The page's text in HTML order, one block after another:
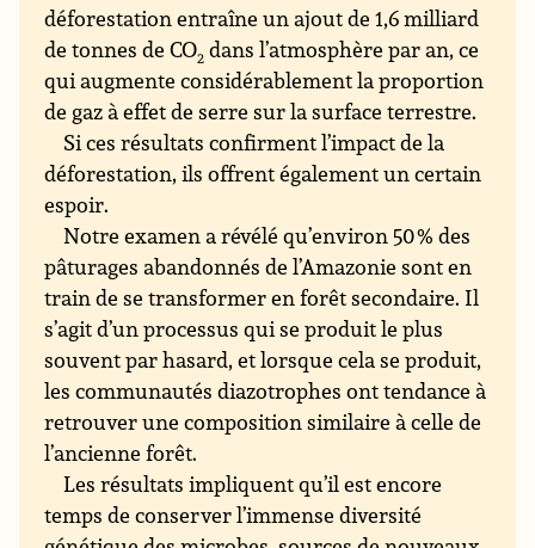
déforestation entraîne un ajout de 1,6 milliard
de tonnes de CO2 dans l’atmosphère par an, ce
qui augmente considérablement la proportion
de gaz à effet de serre sur la surface terrestre.
Si ces résultats confirment l’impact de la
déforestation, ils offrent également un certain
espoir.
Notre examen a révélé qu’environ 50 % des
pâturages abandonnés de l’Amazonie sont en
train de se transformer en forêt secondaire. Il
s’agit d’un processus qui se produit le plus
souvent par hasard, et lorsque cela se produit,
les communautés diazotrophes ont tendance à
retrouver une composition similaire à celle de
l’ancienne forêt.
Les résultats impliquent qu’il est encore
temps de conserver l’immense diversité